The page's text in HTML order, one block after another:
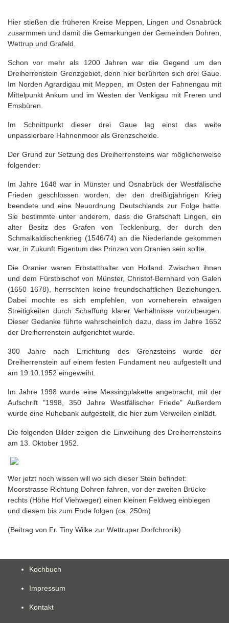
Hier stießen die früheren Kreise Meppen, Lingen und Osnabrück
zusarmmen und damit die Gemarkungen der Gemeinden Dohren,
Wettrup und Grafeld.
Schon vor mehr als 1200 Jahren war die Gegend um den
Dreiherrenstein Grenzgebiet, denn hier berührten sich drei Gaue.
Im Norden Agrardigau mit Meppen, im Osten der Fahnengau mit
Mittelpunkt Ankum und im Westen der Venkigau mit Freren und
Emsbüren.
Im Schnittpunkt dieser drei Gaue lag einst das weite
unpassierbare Hahnenmoor als Grenzscheide.
Der Grund zur Setzung des Dreiherrensteins war möglicherweise
folgender:
Im Jahre 1648 war in Münster und Osnabrück der Westfälische
Frieden geschlossen worden, der den dreißigjährigen Krieg
beendete und eine Neuordnung Deutschlands zur Folge hatte.
Sie bestimmte unter anderem, dass die Grafschaft Lingen, ein
alter Besitz des Grafen von Tecklenburg, der durch den
Schmalkaldischenkrieg (1546/74) an die Niederlande gekommen
war, in Zukunft Eigentum des Prinzen von Oranien sein sollte.
Die Oranier waren Erbstatthalter von Holland. Zwischen ihnen
und dem Fürstbischof von Münster, Christof-Bernhard von Galen
(1650 1678), herrschten keine freundschaftlichen Beziehungen.
Dabei mochte es sich empfehlen, von vorneherein etwaigen
Streitigkeiten durch Schaffung klarer Verhältnisse vorzubeugen.
Dieser Gedanke führte wahrscheinlich dazu, dass im Jahre 1652
der Dreiherrenstein aufgerichtet wurde.
300 Jahre nach Errichtung des Grenzsteins wurde der
Dreiherrenstein auf einem festen Fundament neu aufgestellt und
am 19.10.1952 eingeweiht.
Im Jahre 1998 wurde eine Messingplakette angebracht, mit der
Aufschrift "1998, 350 Jahre Westfälischer Friede" Außerdem
wurde eine Ruhebank aufgestellt, die hier zum Verweilen einlädt.
Die folgenden Bilder zeigen die Einweihung des Dreiherrensteins
am 13. Oktober 1952.
Wer jetzt noch wissen will wo sich dieser Stein befindet:
Moorstrasse Richtung Dohren fahren, vor der zweiten Brücke
rechts (Höhe Hof Viehweger) einen kleinen Feldweg einbiegen
und diesem bis zum Ende folgen (ca. 250m)
(Beitrag von Fr. Tiny Wilke zur Wettruper Dorfchronik)
Kochbuch
Impressum
Kontakt